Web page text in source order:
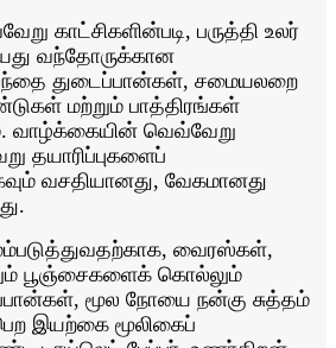
காட்சிகளின்படி, பருத்தி உலர்
வந்தோருக்கான
துடைப்பான்கள், சமையலறை
மற்றும் பாத்திரங்கள்
வாழ்க்கையின் வெவ்வேறு
தயாரிப்புகளைப்
வசதியானது, வேகமானது
வைரஸ்கள்,
பூஞ்சைகளைக் கொல்லும்
மூல நோயை நன்கு சுத்தம்
இயற்கை மூலிகைப்